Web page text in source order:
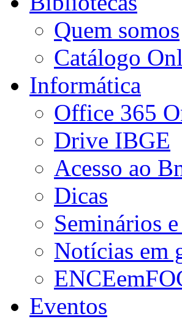
Quem somos
Catálogo
Informática
Office 365
Drive IBGE
Acesso ao
Dicas
Seminários
Notícias em
Eventos